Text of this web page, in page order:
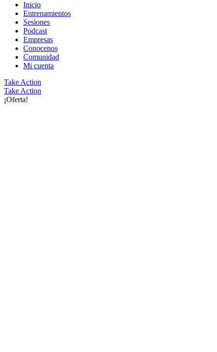
Inicio
Entrenamientos
Sesiones
Podcast
Empresas
Conocenos
Comunidad
Mi cuenta
Take Action
Take Action
¡Oferta!